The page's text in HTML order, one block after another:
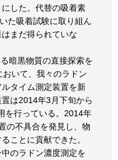
した。代替の吸着素
た吸着試験に取り組ん
まだ得られていな
暗黒物質の直接探索を
いて、我々のラドン
タイム測定装置を新
は2014年3月下旬から
を行っている。2014年
の不具合を発見し、物
ことに貢献できた。
のラドン濃度測定を